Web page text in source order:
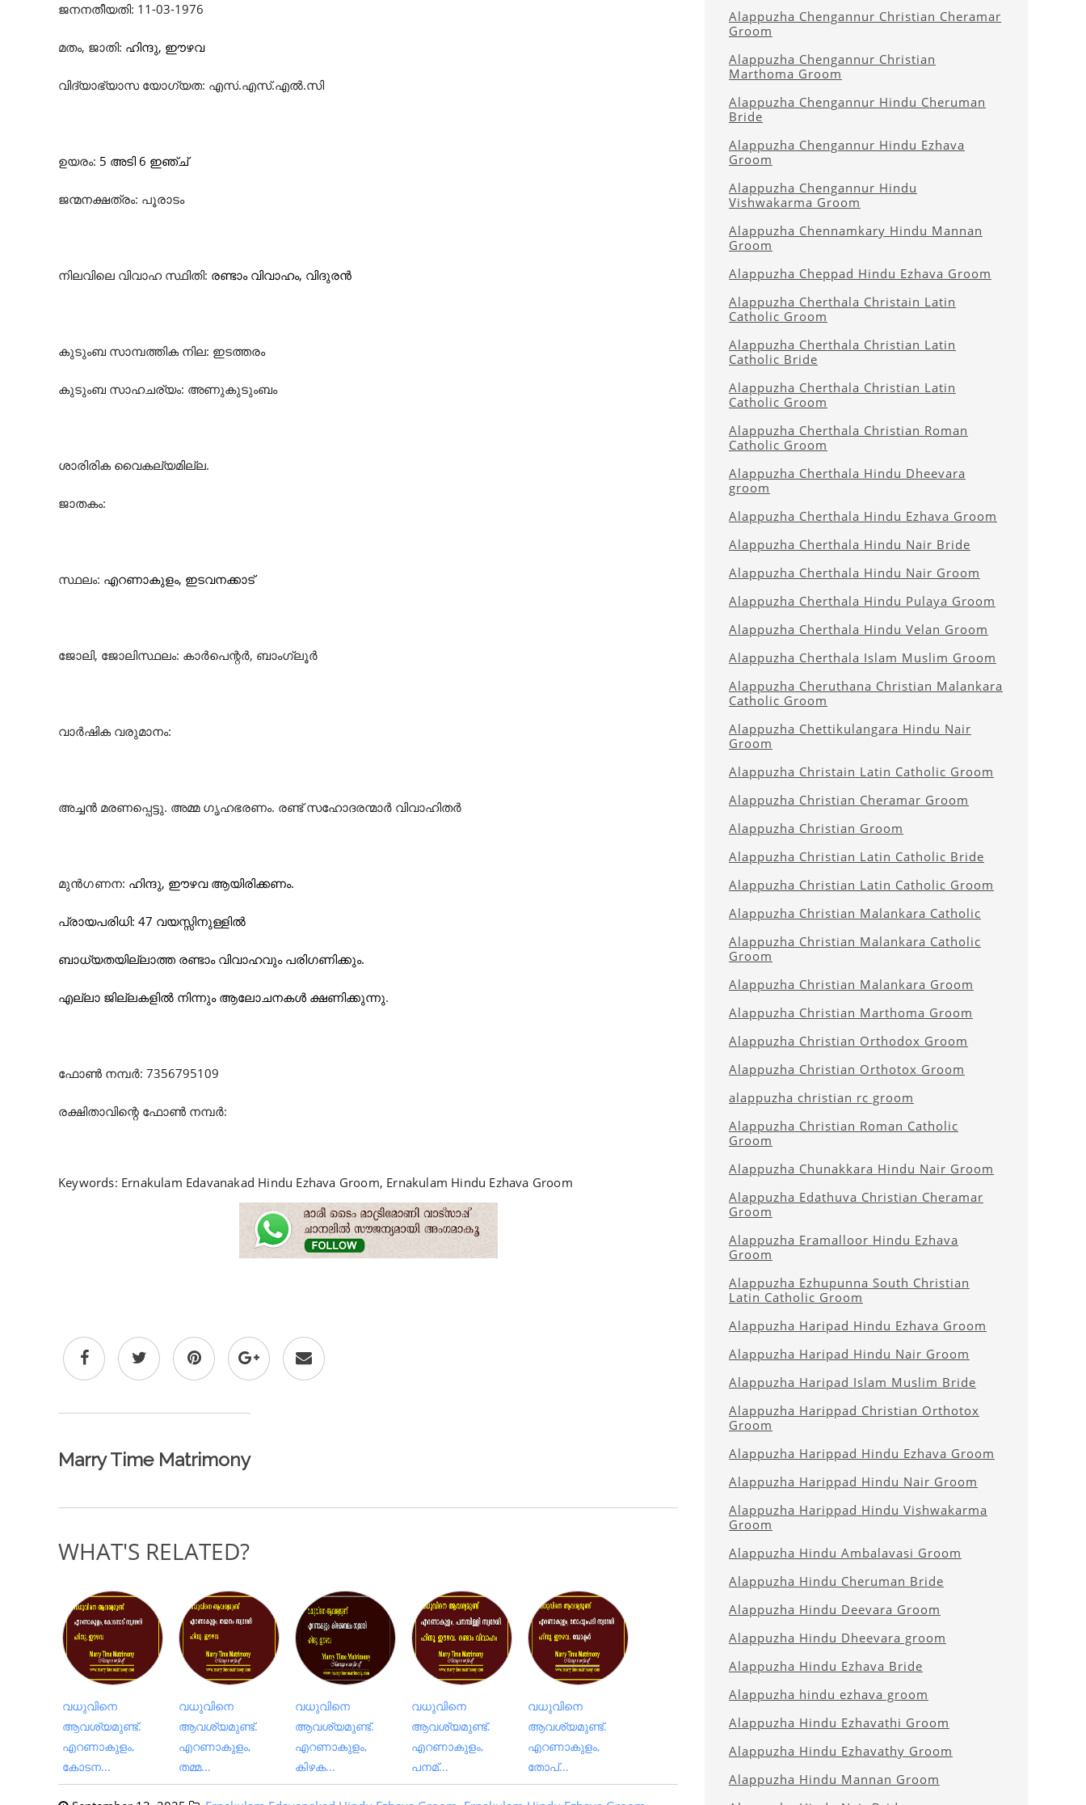
ജനനതീയതി: 11-03-1976
മതം, ജാതി: ഹിന്ദു, ഈഴവ
വിദ്യാഭ്യാസ യോഗ്യത: എസ്.എസ്.എൽ.സി
ഉയരം: 5 അടി 6 ഇഞ്ച്
ജന്മനക്ഷത്രം: പൂരാടം
നിലവിലെ വിവാഹ സ്ഥിതി: രണ്ടാം വിവാഹം, വിദുരൻ
കുടുംബ സാമ്പത്തിക നില: ഇടത്തരം
കുടുംബ സാഹചര്യം: അണുകുടുംബം
ശാരിരിക വൈകല്യമില്ല.
ജാതകം:
സ്ഥലം: എറണാകുളം, ഇടവനക്കാട്
ജോലി, ജോലിസ്ഥലം: കാർപെന്റർ, ബാംഗ്ലൂർ
വാർഷിക വരുമാനം:
അച്ചൻ മരണപ്പെട്ടു. അമ്മ ഗൃഹഭരണം. രണ്ട് സഹോദരന്മാർ വിവാഹിതർ
മുൻഗണന: ഹിന്ദു, ഈഴവ ആയിരിക്കണം.
പ്രായപരിധി: 47 വയസ്സിനുള്ളിൽ
ബാധ്യതയില്ലാത്ത രണ്ടാം വിവാഹവും പരിഗണിക്കും.
എല്ലാ ജില്ലകളിൽ നിന്നും ആലോചനകൾ ക്ഷണിക്കുന്നു.
ഫോൺ നമ്പർ: 7356795109
രക്ഷിതാവിന്റെ ഫോൺ നമ്പർ:
Keywords: Ernakulam Edavanakad Hindu Ezhava Groom, Ernakulam Hindu Ezhava Groom
Marry Time Matrimony
WHAT'S RELATED?
വധുവിനെ
ആവശ്യമുണ്ട്.
എറണാകുളം,
കോടന...
വധുവിനെ
ആവശ്യമുണ്ട്.
എറണാകുളം,
തമ്മ...
വധുവിനെ
ആവശ്യമുണ്ട്.
എറണാകുളം,
കിഴക...
വധുവിനെ
ആവശ്യമുണ്ട്.
എറണാകുളം,
പനമ്...
വധുവിനെ
ആവശ്യമുണ്ട്.
എറണാകുളം,
തോപ്...
Alappuzha Chengannur Christian Cheramar
Groom
Alappuzha Chengannur Christian
Marthoma Groom
Alappuzha Chengannur Hindu Cheruman
Bride
Alappuzha Chengannur Hindu Ezhava
Groom
Alappuzha Chengannur Hindu
Vishwakarma Groom
Alappuzha Chennamkary Hindu Mannan
Groom
Alappuzha Cheppad Hindu Ezhava Groom
Alappuzha Cherthala Christain Latin
Catholic Groom
Alappuzha Cherthala Christian Latin
Catholic Bride
Alappuzha Cherthala Christian Latin
Catholic Groom
Alappuzha Cherthala Christian Roman
Catholic Groom
Alappuzha Cherthala Hindu Dheevara
groom
Alappuzha Cherthala Hindu Ezhava Groom
Alappuzha Cherthala Hindu Nair Bride
Alappuzha Cherthala Hindu Nair Groom
Alappuzha Cherthala Hindu Pulaya Groom
Alappuzha Cherthala Hindu Velan Groom
Alappuzha Cherthala Islam Muslim Groom
Alappuzha Cheruthana Christian Malankara
Catholic Groom
Alappuzha Chettikulangara Hindu Nair
Groom
Alappuzha Christain Latin Catholic Groom
Alappuzha Christian Cheramar Groom
Alappuzha Christian Groom
Alappuzha Christian Latin Catholic Bride
Alappuzha Christian Latin Catholic Groom
Alappuzha Christian Malankara Catholic
Alappuzha Christian Malankara Catholic
Groom
Alappuzha Christian Malankara Groom
Alappuzha Christian Marthoma Groom
Alappuzha Christian Orthodox Groom
Alappuzha Christian Orthotox Groom
alappuzha christian rc groom
Alappuzha Christian Roman Catholic
Groom
Alappuzha Chunakkara Hindu Nair Groom
Alappuzha Edathuva Christian Cheramar
Groom
Alappuzha Eramalloor Hindu Ezhava
Groom
Alappuzha Ezhupunna South Christian
Latin Catholic Groom
Alappuzha Haripad Hindu Ezhava Groom
Alappuzha Haripad Hindu Nair Groom
Alappuzha Haripad Islam Muslim Bride
Alappuzha Harippad Christian Orthotox
Groom
Alappuzha Harippad Hindu Ezhava Groom
Alappuzha Harippad Hindu Nair Groom
Alappuzha Harippad Hindu Vishwakarma
Groom
Alappuzha Hindu Ambalavasi Groom
Alappuzha Hindu Cheruman Bride
Alappuzha Hindu Deevara Groom
Alappuzha Hindu Dheevara groom
Alappuzha Hindu Ezhava Bride
Alappuzha hindu ezhava groom
Alappuzha Hindu Ezhavathi Groom
Alappuzha Hindu Ezhavathy Groom
Alappuzha Hindu Mannan Groom